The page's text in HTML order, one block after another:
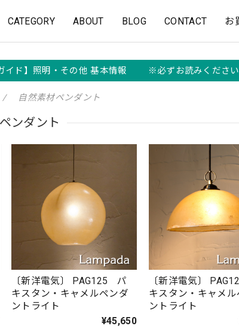
CATEGORY ABOUT BLOG CONTACT お
ガイド】照明・その他 基本情報 ※必ずお読みください
自然素材ペンダント
ンダント
〔新洋電気〕 PAG125 パ
キスタン・キャメルペンダ
ントライト
¥45,650
〔新洋電気〕
キスタン・キャメル
ントライト